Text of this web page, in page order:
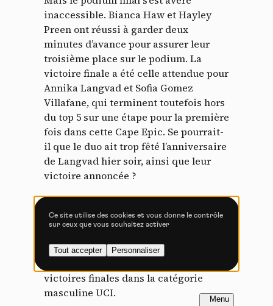
FR NL
inaccessible. Bianca Haw et Hayley
Preen ont réussi à garder deux
minutes d’avance pour assurer leur
troisième place sur le podium. La
victoire finale a été celle attendue pour
Annika Langvad et Sofia Gomez
Villafane, qui terminent toutefois hors
du top 5 sur une étape pour la première
fois dans cette Cape Epic. Se pourrait-
il que le duo ait trop fêté l’anniversaire
de Langvad hier soir, ainsi que leur
victoire annoncée ?
Pour Langvad, c’est la sixième victoire
même le record de Karl Platt et
victoires finales dans la catégorie
masculine UCI.
nécessaires à leur bon fonctionnement.
Politique de confidentialité
Tout accepter Tout refuser
Vidéos
Les services de partage de vidéo permettent d'enrichir
le site de contenu multimédia et augmentent sa
visibilité.
Vimeo interdit -Ce service peut déposer
Autoriser Interdire
YouTube interdit -
déposer 4 cookies.
Autoriser Interdire
Ce site utilise des cookies et vous donne le contrôle
sur ceux que vous souhaitez activer
Tout accepter Personnaliser